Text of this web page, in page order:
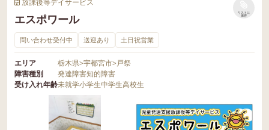
放課後等デイサービス
エスポワール
リストに
保存
問い合わせ受付中 送迎あり 土日祝営業
エリア 栃木県>宇都宮市>戸祭
障害種別
発達障害知的障害
受け入れ年齢未就学小学生中学生高校生